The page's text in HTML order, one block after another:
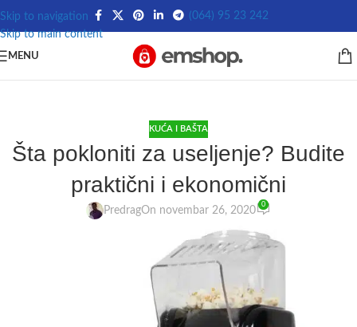
Skip to navigation
Skip to main content
(064) 95 23 242
MENU
KUĆA I BAŠTA
Šta pokloniti za useljenje? Budite
praktični i ekonomični
PredragOn novembar 26, 2020
0